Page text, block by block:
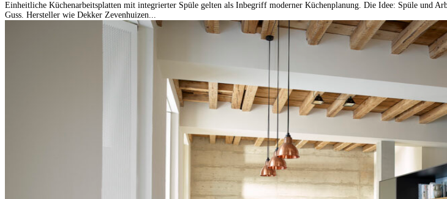
Einheitliche Küchenarbeitsplatten mit integrierter Spüle gelten als Inbegriff moderner Küchenplanung. Die Idee: Spüle und
Guss. Hersteller wie Dekker Zevenhuizen...